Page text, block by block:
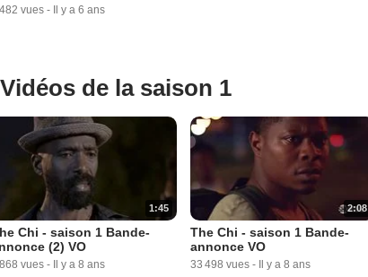
vues - Il y a 6 ans
Vidéos de la saison 1
1:45
Chi - saison 1 Bande-
(2) VO
vues - Il y a 8 ans
2:08
The Chi - saison 1 Bande-
annonce VO
33 498 vues - Il y a 8 ans